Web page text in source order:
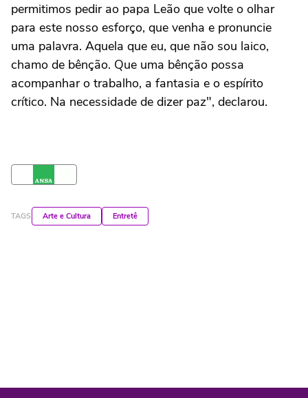
permitimos pedir ao papa Leão que volte o olhar
para este nosso esforço, que venha e pronuncie
uma palavra. Aquela que eu, que não sou laico,
chamo de bênção. Que uma bênção possa
acompanhar o trabalho, a fantasia e o espírito
crítico. Na necessidade de dizer paz", declarou.
TAGS Arte e Cultura Entretê